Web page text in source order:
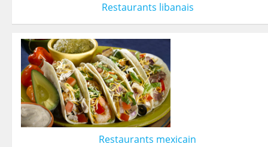
Restaurants libanais
Restaurants mexicain